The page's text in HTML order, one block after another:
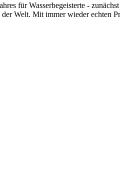
für Wasserbegeisterte -
Welt. Mit immer wieder echten